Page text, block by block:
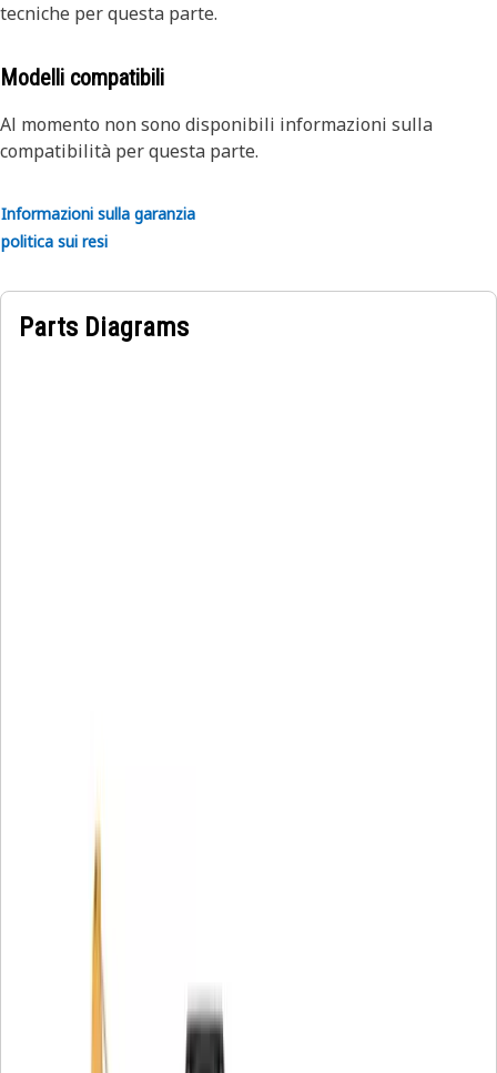
tecniche per questa parte.
Modelli compatibili
Al momento non sono disponibili informazioni sulla
compatibilità per questa parte.
Informazioni sulla garanzia
politica sui resi
Parts Diagrams